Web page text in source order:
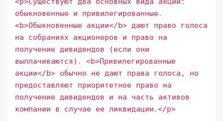
обыкновенные и привилегированные․
<b>Обыкновенные акции</b> дают право голоса
на собраниях акционеров и право на
получение дивидендов (если они
выплачиваются)․ <b>Привилегированные
акции</b> обычно не дают права голоса, но
предоставляют приоритетное право на
получение дивидендов и на часть активов
компании в случае ее ликвидации․</p>